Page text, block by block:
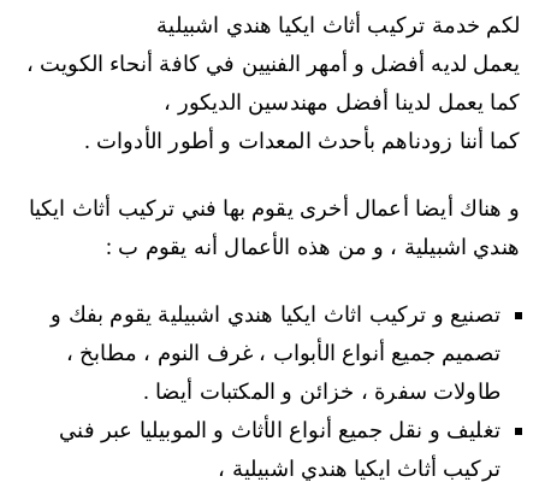
لكم خدمة تركيب أثاث ايكيا هندي اشبيلية
يعمل لديه أفضل و أمهر الفنيين في كافة أنحاء الكويت ،
كما يعمل لدينا أفضل مهندسين الديكور ،
كما أننا زودناهم بأحدث المعدات و أطور الأدوات .
و هناك أيضا أعمال أخرى يقوم بها فني تركيب أثاث ايكيا
هندي اشبيلية ، و من هذه الأعمال أنه يقوم ب :
تصنيع و تركيب اثاث ايكيا هندي اشبيلية يقوم بفك و
تصميم جميع أنواع الأبواب ، غرف النوم ، مطابخ ،
طاولات سفرة ، خزائن و المكتبات أيضا .
تغليف و نقل جميع أنواع الأثاث و الموبيليا عبر فني
تركيب أثاث ايكيا هندي اشبيلية ،